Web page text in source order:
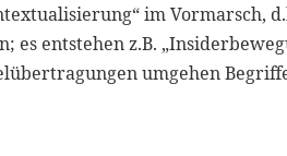
im Vormarsch,
entstehen z.B.
umgehen